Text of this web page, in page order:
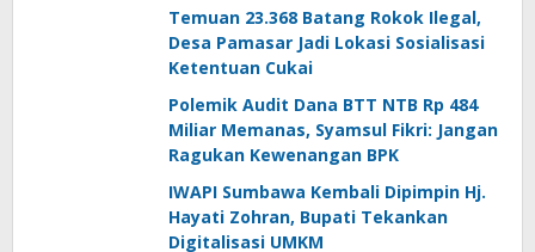
Temuan 23.368 Batang Rokok Ilegal,
Desa Pamasar Jadi Lokasi Sosialisasi
Ketentuan Cukai
Polemik Audit Dana BTT NTB Rp 484
Miliar Memanas, Syamsul Fikri: Jangan
Ragukan Kewenangan BPK
IWAPI Sumbawa Kembali Dipimpin Hj.
Hayati Zohran, Bupati Tekankan
Digitalisasi UMKM